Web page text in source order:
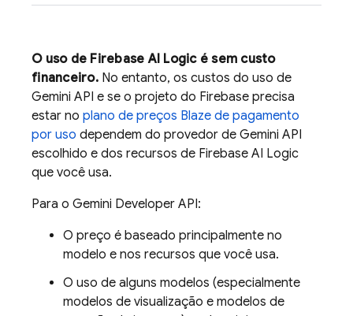
O uso de Firebase AI Logicé sem custo
financeiro.No entanto, os custos do uso de
Gemini API e se o projeto do Firebase precisa
estar no plano de preços Blaze de pagamento
por uso dependem do provedor de Gemini API
escolhido e dos recursos de Firebase AI Logic
que você usa.
Para o Gemini Developer API:
O preço é baseado principalmente no
modelo e nos recursos que você usa.
O uso de alguns modelos (especialmente
modelos de visualização e modelos de